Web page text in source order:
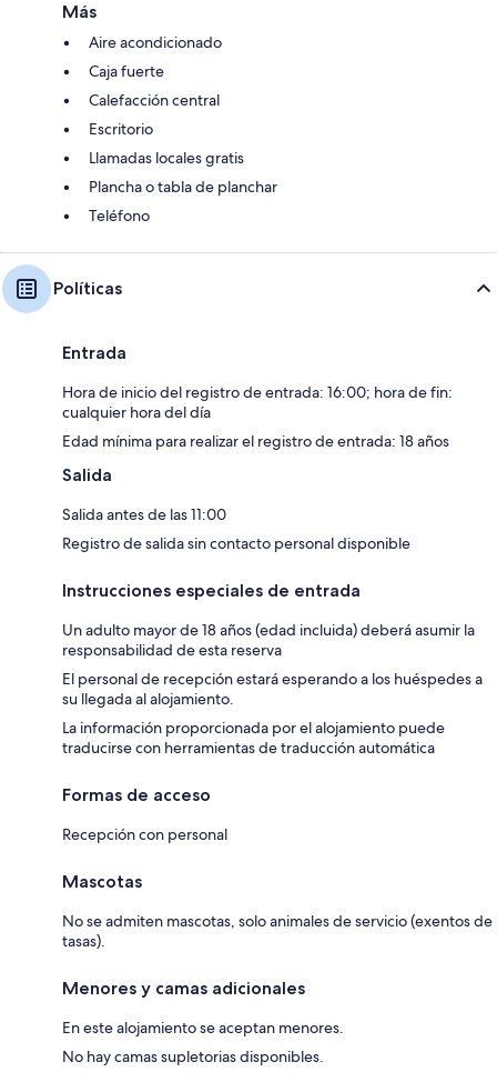
Más
Aire acondicionado
Caja fuerte
Calefacción central
Escritorio
Llamadas locales gratis
Plancha o tabla de planchar
Teléfono
Políticas
Entrada
Hora de inicio del registro de entrada: 16:00; hora de fin:
cualquier hora del día
Edad mínima para realizar el registro de entrada: 18 años
Salida
Salida antes de las 11:00
Registro de salida sin contacto personal disponible
Instrucciones especiales de entrada
Un adulto mayor de 18 años (edad incluida) deberá asumir la
responsabilidad de esta reserva
El personal de recepción estará esperando a los huéspedes a
su llegada al alojamiento.
La información proporcionada por el alojamiento puede
traducirse con herramientas de traducción automática
Formas de acceso
Recepción con personal
Mascotas
No se admiten mascotas, solo animales de servicio (exentos de
tasas).
Menores y camas adicionales
En este alojamiento se aceptan menores.
No hay camas supletorias disponibles.